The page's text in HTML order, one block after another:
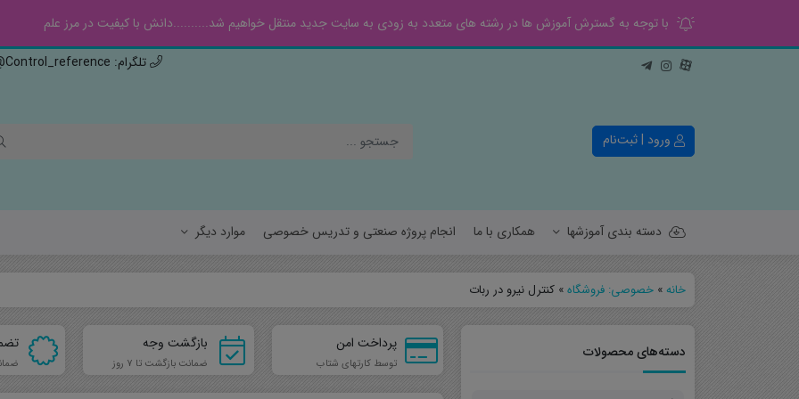
با توجه به گسترش آموزش ها در رشته های متعدد به زودی به سایت جدید منتقل خواهیم شد..........دانش با کیفیت در مرز علم
تلگرام: Control_reference@ , ایتا: Controlref@
ورود | ثبت‌نام
دسته بندی آموزشها
کنترل
قدرت
الکترونیک
مخابرات
سیالات
جامدات
همکاری با ما انجام پروژه صنعتی و تدریس خصوصی موارد دیگر
خانه» خصوصی: فروشگاه» کنترل نیرو در ربات
پرداخت امن
توسط کارتهای شتاب
بازگشت وجه
ضمانت بازگشت تا 7 روز
دسته‌های محصولات